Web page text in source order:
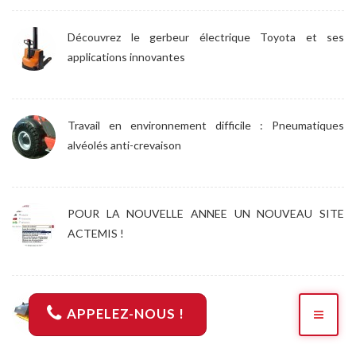
APPELEZ-NOUS !
Découvrez le gerbeur électrique Toyota et ses
applications innovantes
Travail en environnement difficile : Pneumatiques
alvéolés anti-crevaison
POUR LA NOUVELLE ANNEE UN NOUVEAU SITE
ACTEMIS !